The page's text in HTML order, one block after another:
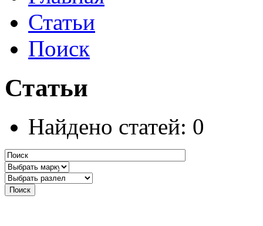
Статьи
Поиск
Статьи
Найдено статей: 0